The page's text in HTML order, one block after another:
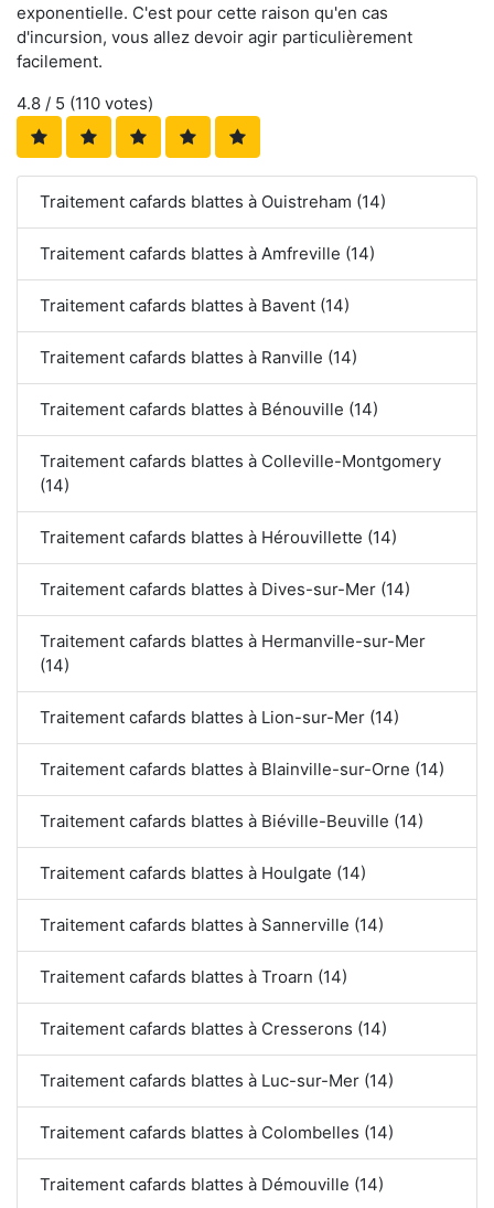
exponentielle. C'est pour cette raison qu'en cas
d'incursion, vous allez devoir agir particulièrement
facilement.
4.8 / 5 (110 votes)
Traitement cafards blattes à Ouistreham (14)
Traitement cafards blattes à Amfreville (14)
Traitement cafards blattes à Bavent (14)
Traitement cafards blattes à Ranville (14)
Traitement cafards blattes à Bénouville (14)
Traitement cafards blattes à Colleville-Montgomery
(14)
Traitement cafards blattes à Hérouvillette (14)
Traitement cafards blattes à Dives-sur-Mer (14)
Traitement cafards blattes à Hermanville-sur-Mer
(14)
Traitement cafards blattes à Lion-sur-Mer (14)
Traitement cafards blattes à Blainville-sur-Orne (14)
Traitement cafards blattes à Biéville-Beuville (14)
Traitement cafards blattes à Houlgate (14)
Traitement cafards blattes à Sannerville (14)
Traitement cafards blattes à Troarn (14)
Traitement cafards blattes à Cresserons (14)
Traitement cafards blattes à Luc-sur-Mer (14)
Traitement cafards blattes à Colombelles (14)
Traitement cafards blattes à Démouville (14)